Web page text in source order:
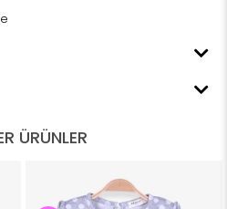
ÜRÜNLER